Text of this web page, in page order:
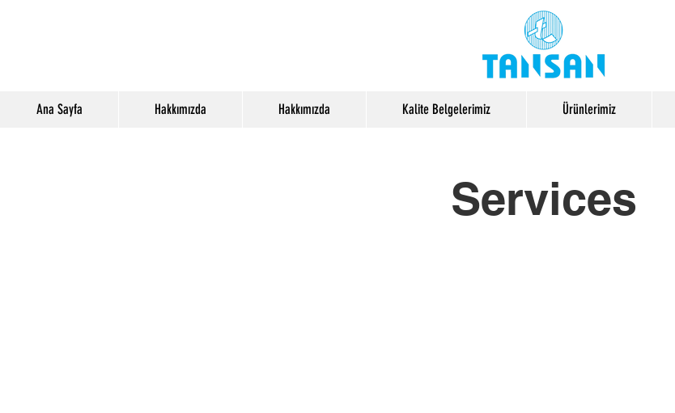
Ana Sayfa Hakkımızda Hakkımızda Kalite Belgelerimiz Ürünlerimiz
Services